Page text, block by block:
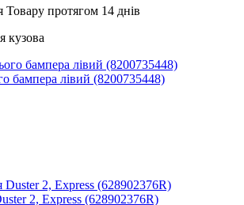
протягом 14 днів
кузова
бампера лівий (8200735448)
2, Express (628902376R)